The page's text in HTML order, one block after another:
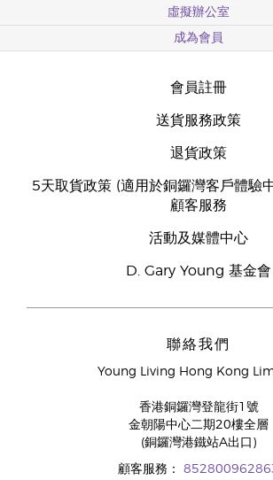
虛擬辦公室
成為會員
會員註冊
送貨服務政策
退貨政策
5天取貨政策 (適用於銅鑼灣客戶體驗
顧客服務
活動及媒體中心
D. Gary Young 基金會
聯絡我們
Young Living Hong Kong
香港銅鑼灣登龍街1號
金朝陽中心二期20樓全層
(銅鑼灣港鐵站A出口)
顧客服務：